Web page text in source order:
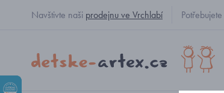
Navštivte naši prodejnu ve Vrchlabí